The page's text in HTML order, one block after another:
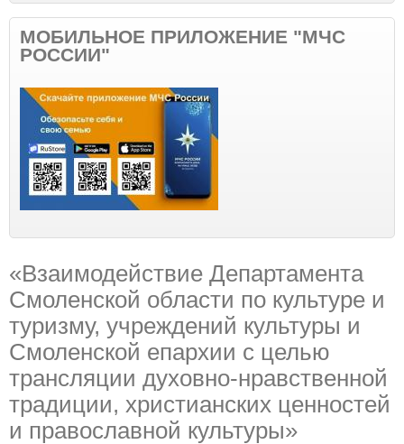
МОБИЛЬНОЕ ПРИЛОЖЕНИЕ "МЧС
РОССИИ"
«Взаимодействие Департамента
Смоленской области по культуре и
туризму, учреждений культуры и
Смоленской епархии с целью
трансляции духовно-нравственной
традиции, христианских ценностей
и православной культуры»